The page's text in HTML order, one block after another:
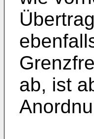
ab, ist